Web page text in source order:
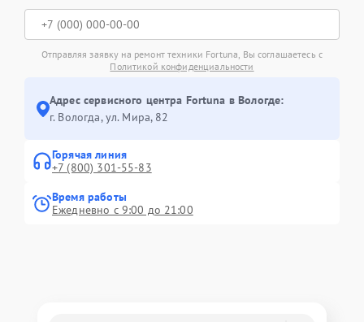
Отправляя заявку на ремонт техники Fortuna, Вы соглашаетесь с
Политикой конфиденциальности
Адрес сервисного центра Fortuna в Вологде:
г. Вологда, ул. Мира, 82
Горячая линия
+7 (800) 301-55-83
Время работы
Ежедневно с 9:00 до 21:00